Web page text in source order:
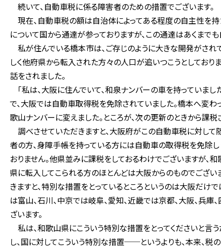
続いて、自動車税に係る障害者のための措置でございます。
現在、自動車税の額は自治体によってある程度の自主性を
について国から通達が参っておりますが、この通達はあくまで
私が住んでいる橋本市は、ご存じのように大きな開発がされ
しく他府県から転入された方々の人口が追いつこうとしており
話をされました。
「私は、大阪に住んでいて、和泉ナンバーの車を持っていま
で、大阪では自動車取得税を免除されていました。橋本へ変わ
歌山ナンバーに変えました。ところが、次の更新のときから課税
調べさせていただきますと、大阪府がこの自動車税に対して
者の方、身障手帳を持っている方には自動車の取得税を免除
おりません。他県並みに課税をしておるわけでございますが、
県に転入してこられる方のほとんどは大阪からのものでござい
きますと、特別な措置をとっているところというのは大阪だけ
は富山、石川、中京では岐阜、愛知、近畿では京都、大阪、兵
ざいます。
私は、和歌山県にこういう特別な措置をとってくださいと言
し、国に対してこういう特別な措置──というよりも、本来、税